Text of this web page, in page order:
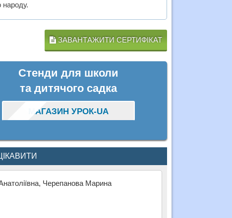
народу.
ЗАВАНТАЖИТИ СЕРТИФІКАТ
Стенди для школи
та дитячого садка
МАГАЗИН УРОК-UA
Черепанова Марина